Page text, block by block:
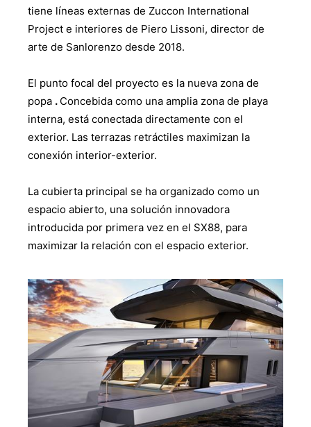
tiene líneas externas de Zuccon International
Project e interiores de Piero Lissoni, director de
arte de Sanlorenzo desde 2018.
El punto focal del proyecto es la nueva zona de
popa . Concebida como una amplia zona de playa
interna, está conectada directamente con el
exterior. Las terrazas retráctiles maximizan la
conexión interior-exterior.
La cubierta principal se ha organizado como un
espacio abierto, una solución innovadora
introducida por primera vez en el SX88, para
maximizar la relación con el espacio exterior.